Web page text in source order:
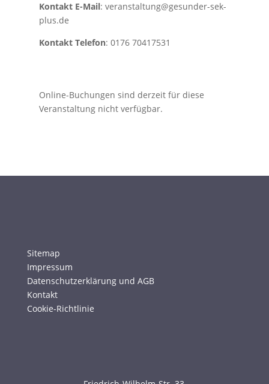
Kontakt E-Mail: veranstaltung@gesunder-sek-
plus.de
Kontakt Telefon: 0176 70417531
Online-Buchungen sind derzeit für diese
Veranstaltung nicht verfügbar.
Sitemap
Impressum
Datenschutzerklärung und AGB
Kontakt
Cookie-Richtlinie